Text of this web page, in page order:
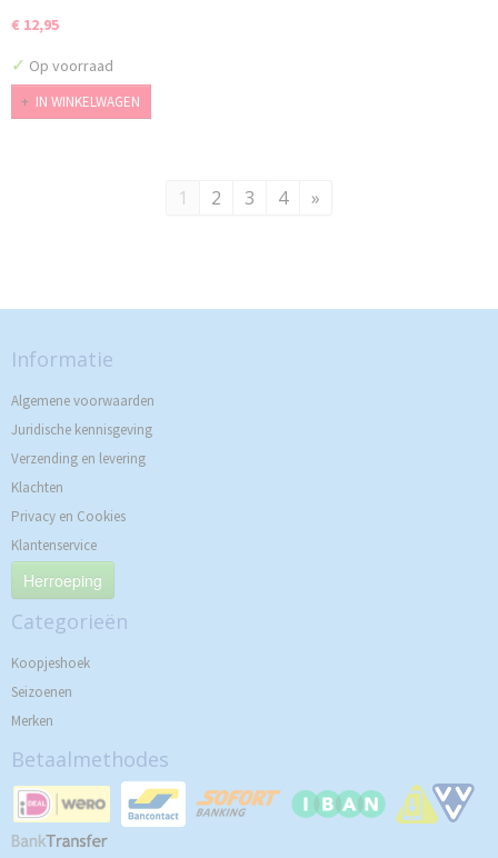
€ 12,95
✓ Op voorraad
IN WINKELWAGEN
1 2 3 4 »
Informatie
Algemene voorwaarden
Juridische kennisgeving
Verzending en levering
Klachten
Privacy en Cookies
Klantenservice
Herroeping
Categorieën
Koopjeshoek
Seizoenen
Merken
Betaalmethodes